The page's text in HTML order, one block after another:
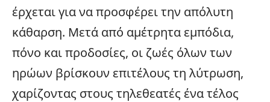
έρχεται για να προσφέρει την απόλυτη
κάθαρση. Μετά από αμέτρητα εμπόδια,
πόνο και προδοσίες, οι ζωές όλων των
ηρώων βρίσκουν επιτέλους τη λύτρωση,
χαρίζοντας στους τηλεθεατές ένα τέλος